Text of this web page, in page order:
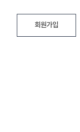
회원가입